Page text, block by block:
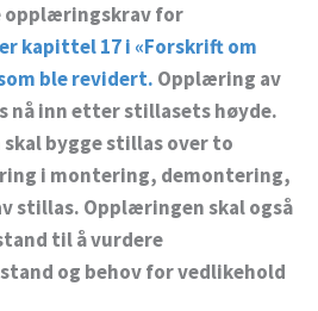
opplæringskrav for
kapittel 17 i «Forskrift om
ble revidert. Opplæring av
nå inn etter stillasets høyde.
bygge stillas over to
i montering, demontering,
stillas. Opplæringen skal også
til å vurdere
og behov for vedlikehold